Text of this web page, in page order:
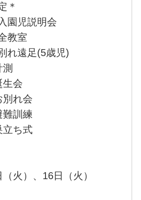
＊
園児説明会
教室
れ遠足(5歳児)
会
れ会
訓練
ち式
火）、16日（火）